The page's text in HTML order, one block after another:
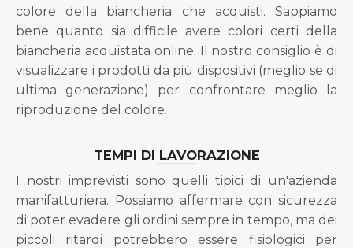
colore della biancheria che acquisti. Sappiamo
bene quanto sia difficile avere colori certi della
biancheria acquistata online. Il nostro consiglio è di
visualizzare i prodotti da più dispositivi (meglio se di
ultima generazione) per confrontare meglio la
riproduzione del colore.
TEMPI DI LAVORAZIONE
I nostri imprevisti sono quelli tipici di un'azienda
manifatturiera. Possiamo affermare con sicurezza
di poter evadere gli ordini sempre in tempo, ma dei
piccoli ritardi potrebbero essere fisiologici per